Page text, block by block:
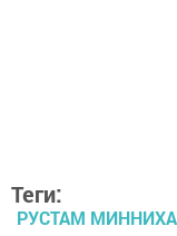
Теги:
РУСТАМ